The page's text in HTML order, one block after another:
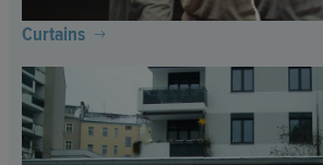
Curtains